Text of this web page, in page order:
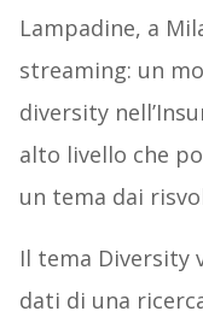
Lampadine, a
streaming: un
diversity
alto livello che
un tema dai
Il tema Diversity
dati di una